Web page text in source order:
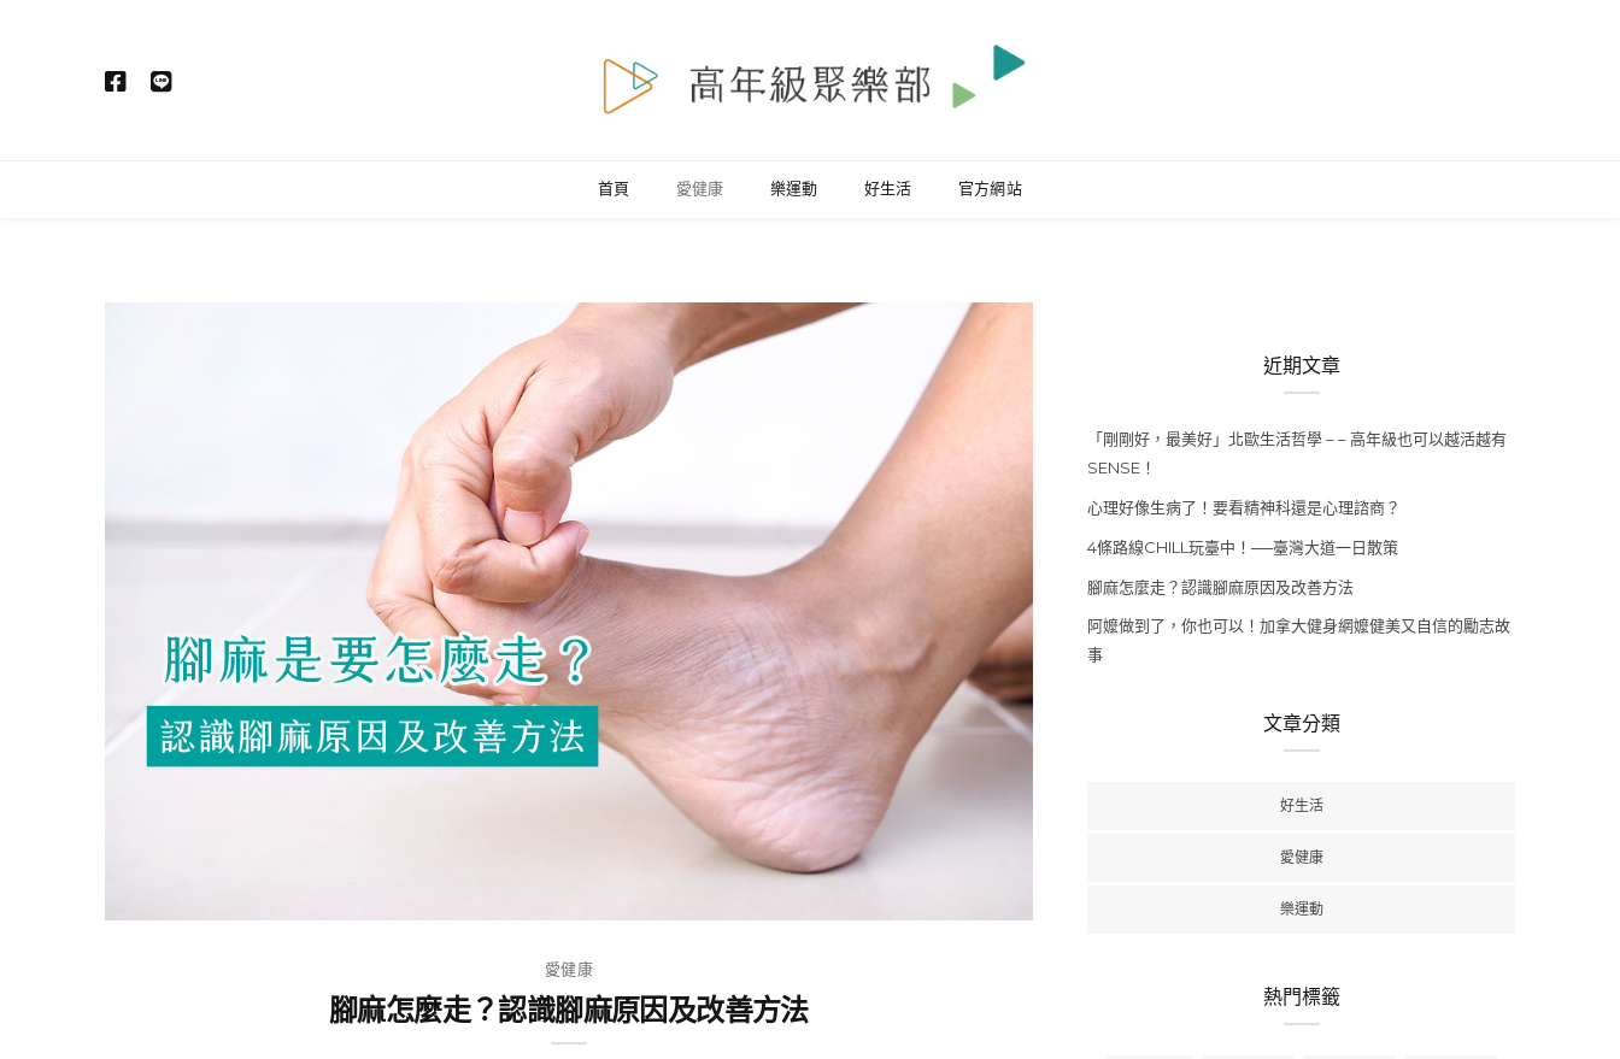
首頁 愛健康 樂運動 好生活 官方網站
愛健康
腳麻怎麼走？認識腳麻原因及改善方法
近期文章
「剛剛好，最美好」北歐生活哲學 – – 高年級也可以越活越有
SENSE！
心理好像生病了！要看精神科還是心理諮商？
4條路線CHILL玩臺中！──臺灣大道一日散策
腳麻怎麼走？認識腳麻原因及改善方法
阿嬤做到了，你也可以！加拿大健身網嬤健美又自信的勵志故
事
文章分類
好生活
愛健康
樂運動
熱門標籤